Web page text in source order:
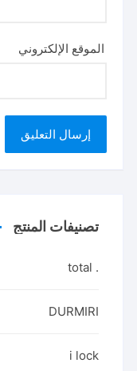
الموقع الإلكتروني
تصنيفات المنتج
. total
DURMIRI
i lock